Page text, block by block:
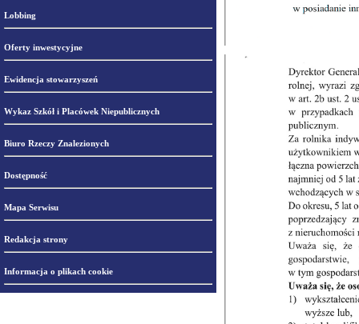
Lobbing
Oferty inwestycyjne
Ewidencja stowarzyszeń
Wykaz Szkół i Placówek Niepublicznych
Biuro Rzeczy Znalezionych
Dostępność
Mapa Serwisu
Redakcja strony
Informacja o plikach cookie